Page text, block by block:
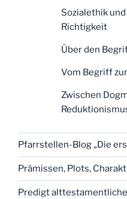
Sozialethik
Richtigkeit
Über den
Vom Begriff
Zwischen
Pfarrstellen-Blog „Die
Prämissen, Plots,
Predigt